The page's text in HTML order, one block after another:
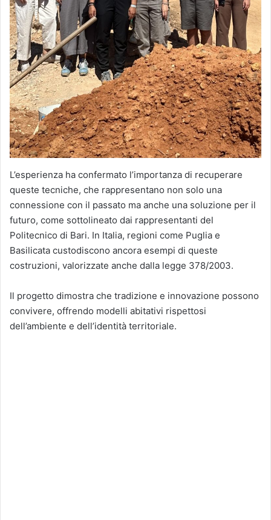
L’esperienza ha confermato l’importanza di recuperare
queste tecniche, che rappresentano non solo una
connessione con il passato ma anche una soluzione per il
futuro, come sottolineato dai rappresentanti del
Politecnico di Bari. In Italia, regioni come Puglia e
Basilicata custodiscono ancora esempi di queste
costruzioni, valorizzate anche dalla legge 378/2003.
Il progetto dimostra che tradizione e innovazione possono
convivere, offrendo modelli abitativi rispettosi
dell’ambiente e dell’identità territoriale.